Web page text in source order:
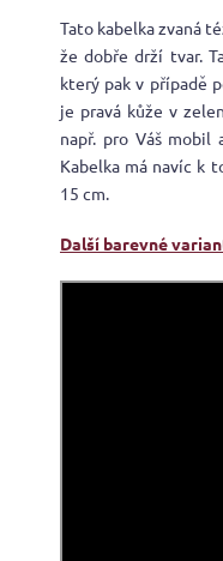
Tato kabelka zvaná
že dobře drží tvar.
který pak v případě
je pravá kůže v
např. pro Váš mobil
Kabelka má navíc k
15 cm.
Další barevné